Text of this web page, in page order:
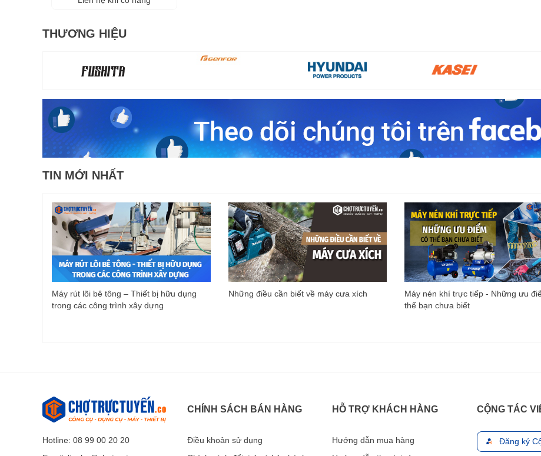
THƯƠNG HIỆU
TIN MỚI NHẤT
Máy rút lõi bê tông – Thiết bị hữu dụng
trong các công trình xây dựng
Những điều cần biết về máy cưa xích
Máy nén khí trực tiếp - Những ưu
thể bạn chưa biết
Hotline: 08 99 00 20 20
CHÍNH SÁCH BÁN HÀNG
Điều khoản sử dụng
HỖ TRỢ KHÁCH HÀNG
Hướng dẫn mua hàng
CỘNG TÁC
Đăng ký